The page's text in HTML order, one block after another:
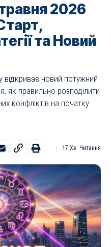
2026
та Новий
відкриває новий потужний
як правильно розподілити
конфліктів на початку
17 Хв. Читання